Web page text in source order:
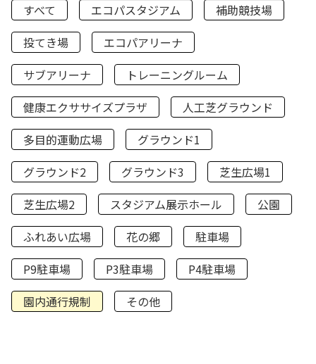
すべて エコパスタジアム
補助競技場
投てき場
エコパアリーナ
サブアリーナ
トレーニングルーム
健康エクササイズプラザ
人工芝グラウンド
多目的運動広場
グラウンド1
グラウンド2
グラウンド3
芝生広場1
芝生広場2
スタジアム展示ホール
公園
ふれあい広場
花の郷
駐車場
P9駐車場
P3駐車場
P4駐車場
園内通行規制
その他